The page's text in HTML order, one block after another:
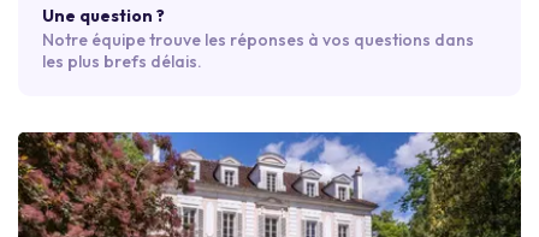
Une question ?
Notre équipe trouve les réponses à vos questions dans
les plus brefs délais.